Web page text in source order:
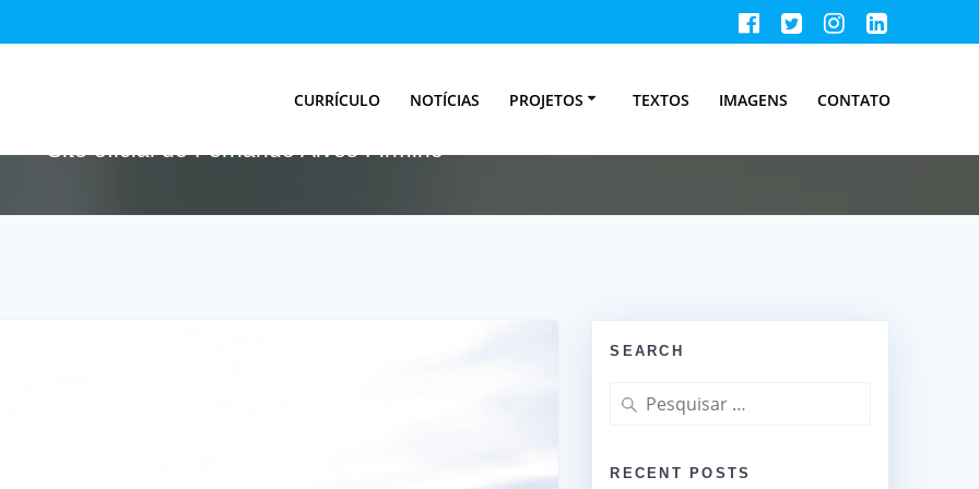
CURRÍCULO NOTÍCIAS PROJETOS TEXTOS IMAGENS CONTATO
EUA
Site oficial de Fernando Alves Firmino
SEARCH
Pesquisar
RECENT POSTS